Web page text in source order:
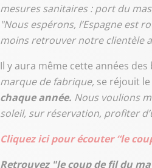
mesures sanitaires : port du
"Nous espérons, l’Espagne est
moins retrouver notre clientèle
Il y aura même cette années des
marque de fabrique, se réjouit
chaque année. Nous voulions
soleil, sur réservation, profiter
Cliquez ici pour écouter “le
Retrouvez "le coup de fil du